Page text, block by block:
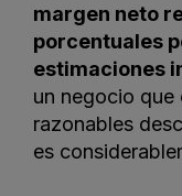
margen neto
porcentuales
estimaciones
un negocio que
razonables
es